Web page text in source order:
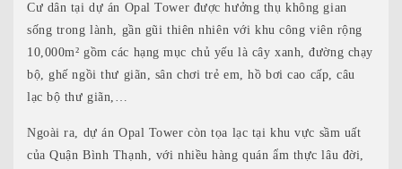
Cư dân tại dự án Opal Tower được hưởng thụ không gian
sống trong lành, gần gũi thiên nhiên với khu công viên rộng
10,000m² gồm các hạng mục chủ yếu là cây xanh, đường chạy
bộ, ghế ngồi thư giãn, sân chơi trẻ em, hồ bơi cao cấp, câu
lạc bộ thư giãn,…
Ngoài ra, dự án Opal Tower còn tọa lạc tại khu vực sầm uất
của Quận Bình Thạnh, với nhiều hàng quán ẩm thực lâu đời,